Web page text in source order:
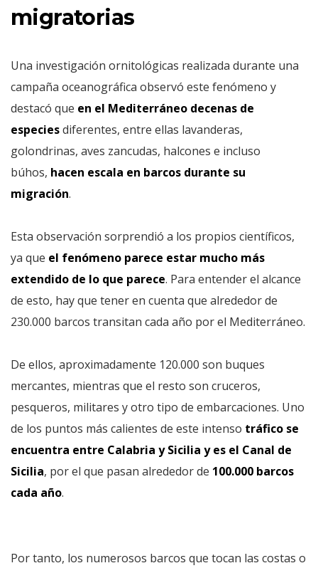
migratorias
Una investigación ornitológicas realizada durante una
campaña oceanográfica observó este fenómeno y
destacó que en el Mediterráneo decenas de
especiesdiferentes, entre ellas lavanderas,
golondrinas, aves zancudas, halcones e incluso
búhos, hacen escala en barcos durante su
migración.
Esta observación sorprendió a los propios científicos,
ya que el fenómeno parece estar mucho más
extendido de lo que parece. Para entender el alcance
de esto, hay que tener en cuenta que alrededor de
230.000 barcos transitan cada año por el Mediterráneo.
De ellos, aproximadamente 120.000 son buques
mercantes, mientras que el resto son cruceros,
pesqueros, militares y otro tipo de embarcaciones. Uno
de los puntos más calientes de este intenso tráfico se
encuentra entre Calabria y Sicilia y es el Canal de
Sicilia, por el que pasan alrededor de 100.000 barcos
cada año.
Por tanto, los numerosos barcos que tocan las costas o